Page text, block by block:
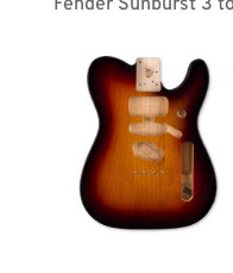
Fender Sunburst 3